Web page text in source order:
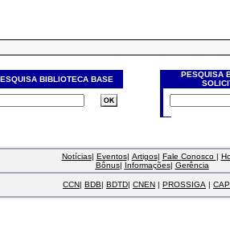
BIBLIOTECA BASE
PESQUISA
Notícias| Eventos| Artigos| Fale Conosco |
Bônus| Informações| Gerência
CCN| BDB| BDTD| CNEN | PROSSIGA |